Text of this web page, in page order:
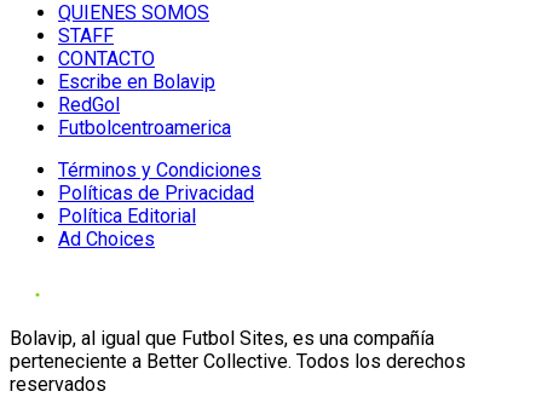
QUIENES SOMOS
STAFF
CONTACTO
Escribe en Bolavip
RedGol
Futbolcentroamerica
Términos y Condiciones
Políticas de Privacidad
Política Editorial
Ad Choices
Bolavip, al igual que Futbol Sites, es una compañía
perteneciente a Better Collective. Todos los derechos
reservados